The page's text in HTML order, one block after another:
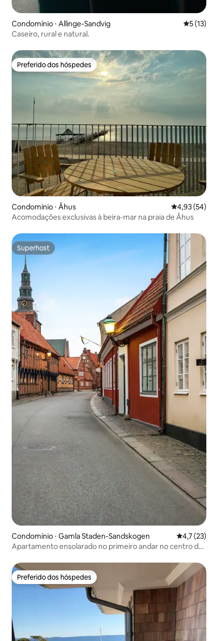
Condomínio ⋅ Allinge-Sandvig 5 de uma
5 (13)
Caseiro, rural e natural.
Preferido dos hóspedes
Preferido dos hóspedes
Condomínio ⋅ Åhus 4,93 de uma
4,93 (54)
Acomodações exclusivas à beira-mar na praia de Åhus
Superhost
Superhost
Condomínio ⋅ Gamla Staden-Sandskogen 4,7 de uma
4,7 (23)
Apartamento ensolarado no primeiro andar no centro de
Preferido dos hóspedes
Preferido dos hóspedes